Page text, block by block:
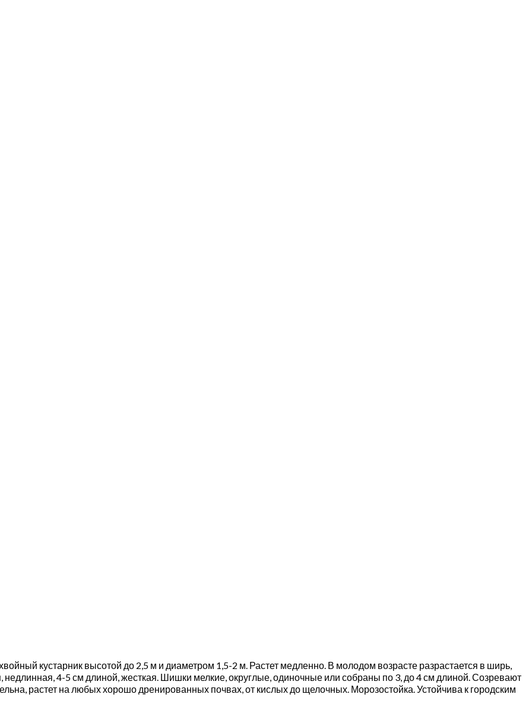
кустарник высотой до 2,5 м и диаметром 1,5-2 м. Растет медленно. В молодом возрасте разрастается в ширь,
недлинная, 4-5 см длиной, жесткая. Шишки мелкие, округлые, одиночные или собраны по 3, до 4 см длиной. Созревают
растет на любых хорошо дренированных почвах, от кислых до щелочных. Морозостойка. Устойчива к городским